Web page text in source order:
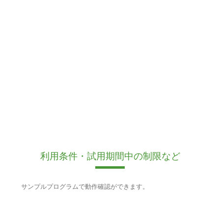
利用条件・試用期間中の制限など
サンプルプログラムで動作確認ができます。